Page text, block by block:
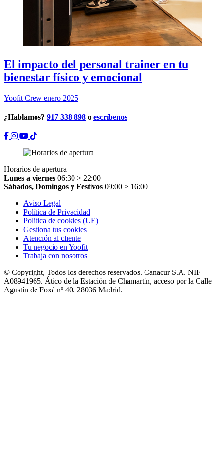
El impacto del personal trainer en tu
bienestar físico y emocional
Yoofit Crew enero 2025
¿Hablamos? 917 338 898 o escríbenos
Horarios de apertura
Lunes a viernes 06:30 > 22:00
Sábados, Domingos y Festivos 09:00 > 16:00
Aviso Legal
Política de Privacidad
Política de cookies (UE)
Gestiona tus cookies
Atención al cliente
Tu negocio en Yoofit
Trabaja con nosotros
© Copyright, Todos los derechos reservados. Canacur S.A. NIF
A08941965. Ático de la Estación de Chamartín, acceso por la Calle
Agustín de Foxá nº 40. 28036 Madrid.